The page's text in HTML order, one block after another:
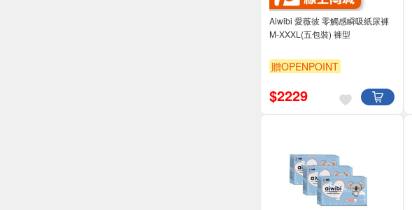
Aiwibi 愛薇彼 零觸感瞬吸紙尿褲
M-XXXL(五包裝) 褲型
贈OPENPOINT
$2229